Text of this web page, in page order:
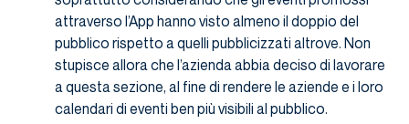
attraverso l’App hanno visto almeno il doppio del
pubblico rispetto a quelli pubblicizzati altrove. Non
stupisce allora che l’azienda abbia deciso di lavorare
a questa sezione, al fine di rendere le aziende e i loro
calendari di eventi ben più visibili al pubblico.